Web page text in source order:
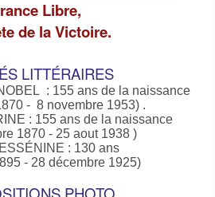
Libre,
de la Victoire.
LITTÉRAIRES
: 155 ans de la naissance
- 8 novembre 1953) .
: 155 ans de la naissance
1870 - 25 aout 1938 )
: 130 ans
- 28 décembre 1925)